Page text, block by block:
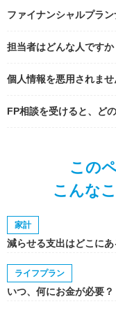
ファイナンシャルプラ
担当者はどんな人ですか
個人情報を悪用されませ
FP相談を受けると、ど
この
こんな
家計
減らせる支出はどこにあ
ライフプラン
いつ、何にお金が必要？